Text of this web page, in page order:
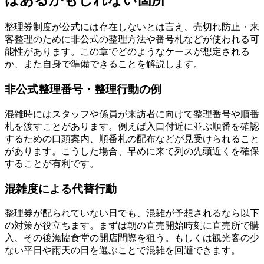
整理券制度が公式には存在しないとは言え、売切れ防止・来
客整理のために非公式の整理方法や番号札などが使われる可
能性があります。この章でどのようなケースが想定される
か、また自身で準備できることを解説します。
非公式整理番号・整理行動の例
混雑時にはスタッフや係員が来訪者に向けて整理番号や順番
札を渡すことがあります。例えば入口付近に並ぶ順番を確認
するための口頭案内、順番札の配布などが見受けられること
があります。こうした場合、早めに来て列の先頭近くを確保
することが有利です。
混雑度による代替行動
整理券が配られていない日でも、混雑が予想されるなら以下
の対策が役立ちます。まずは朝の直売開始時刻に直売所で購
入、その後漁協食堂の開店間際を狙う。もしくは観光客の少
ない平日や雨天の日を選ぶことで混雑を回避できます。